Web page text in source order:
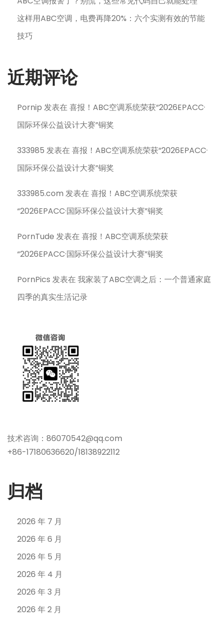
这样用ABC空调，电费再降20%：六个实测有效的节能
技巧
近期评论
Pornip 发表在喜报！ABC空调系统荣获“2026EPACC·
国际环保公益设计大赛”铜奖
333985 发表在喜报！ABC空调系统荣获“2026EPACC·
国际环保公益设计大赛”铜奖
333985.com 发表在喜报！ABC空调系统荣获
“2026EPACC·国际环保公益设计大赛”铜奖
PornTude 发表在喜报！ABC空调系统荣获
“2026EPACC·国际环保公益设计大赛”铜奖
PornPics 发表在我家装了ABC空调之后：一个普通家庭
四季的真实生活记录
技术咨询：86070542@qq.com
+86-17180636620/18138922112
归档
2026 年 7 月
2026 年 6 月
2026 年 5 月
2026 年 4 月
2026 年 3 月
2026 年 2 月